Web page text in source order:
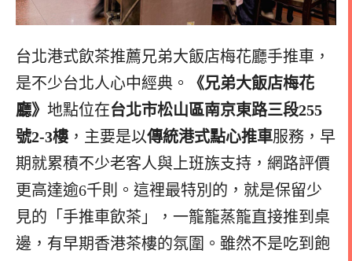
台北港式飲茶推薦兄弟大飯店梅花廳手推車，
是不少台北人心中經典。
《兄弟大飯店梅花
廳》 地點位在台北市松山區南京東路三段255
號2-3樓 ，主要是以傳統港式點心推車服務，早
期就累積不少老客人與上班族支持，網路評價
更高達逾6千則。這裡最特別的，就是保留少
見的「手推車飲茶」，一籠籠蒸籠直接推到桌
邊，有早期香港茶樓的氛圍。雖然不是吃到飽